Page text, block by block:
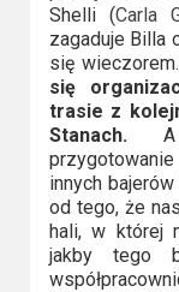
Netflix
Sky
Showtime
2023
Shelli (Carla
zagaduje Billa
się wieczorem.
się
trasie z
Stanach. A
innych
od tego, że
hali, w której
jakby tego